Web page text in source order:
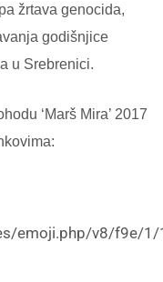
žrtava genocida,
godišnjice
u Srebrenici.
‘Marš Mira’ 2017